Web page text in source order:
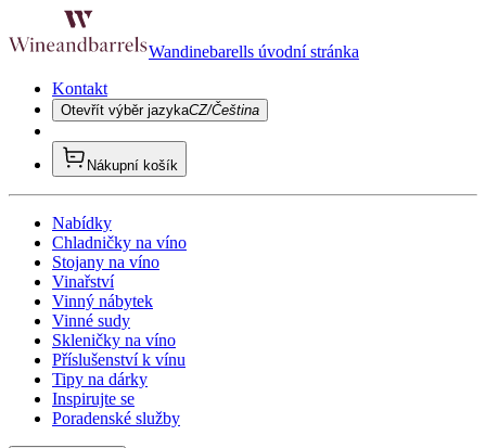
Wandinebarells úvodní stránka
Kontakt
Otevřít výběr jazykaCZ/Čeština
Nákupní košík
Nabídky
Chladničky na víno
Stojany na víno
Vinařství
Vinný nábytek
Vinné sudy
Skleničky na víno
Příslušenství k vínu
Tipy na dárky
Inspirujte se
Poradenské služby